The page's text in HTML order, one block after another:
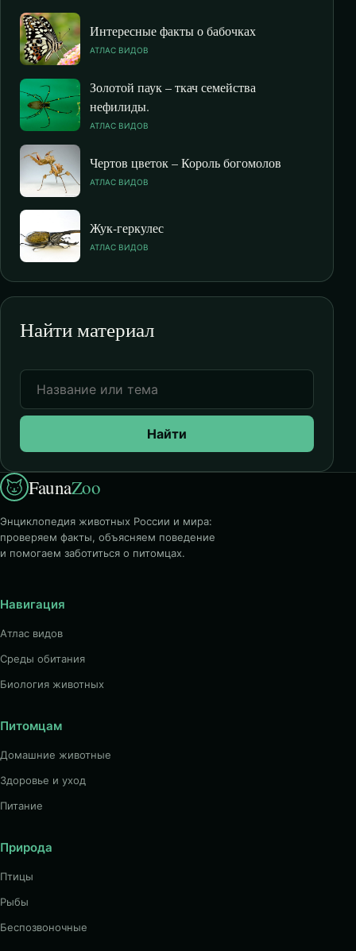
Интересные факты о бабочках
АТЛАС ВИДОВ
Золотой паук – ткач семейства
нефилиды.
АТЛАС ВИДОВ
Чертов цветок – Король богомолов
АТЛАС ВИДОВ
Жук-геркулес
АТЛАС ВИДОВ
Найти материал
Найти
FaunaZoo
Энциклопедия животных России и мира:
проверяем факты, объясняем поведение
и помогаем заботиться о питомцах.
Навигация
Атлас видов
Среды обитания
Биология животных
Питомцам
Домашние животные
Здоровье и уход
Питание
Природа
Птицы
Рыбы
Беспозвоночные